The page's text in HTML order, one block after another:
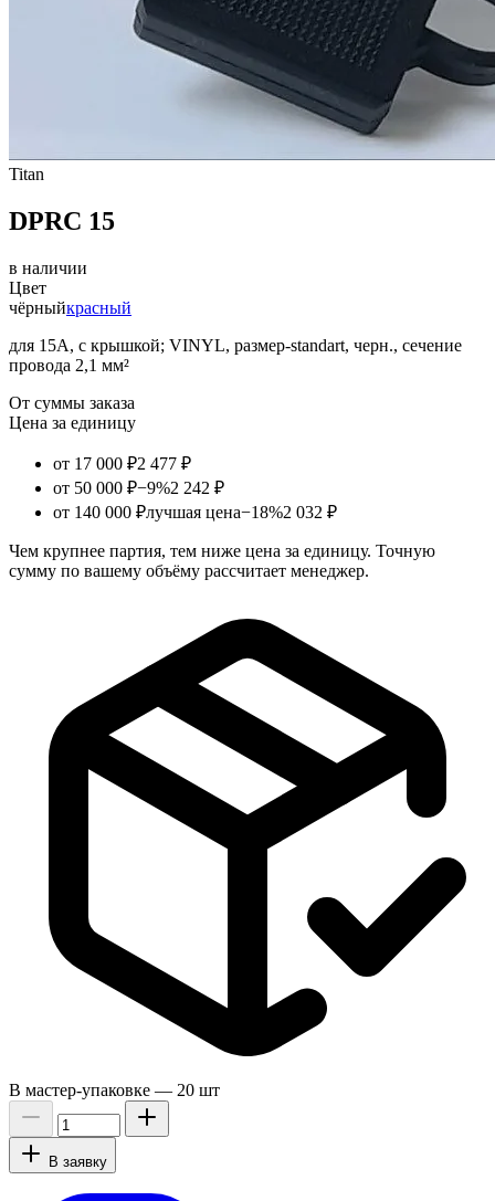
Titan
DPRC 15
в наличии
Цвет
чёрныйкрасный
для 15А, с крышкой; VINYL, размер-standart, черн., сечение
провода 2,1 мм²
От суммы заказа
Цена за единицу
от 17 000 ₽2 477 ₽
от 50 000 ₽−9%2 242 ₽
от 140 000 ₽лучшая цена−18%2 032 ₽
Чем крупнее партия, тем ниже цена за единицу. Точную
сумму по вашему объёму рассчитает менеджер.
В мастер-упаковке — 20 шт
В заявку